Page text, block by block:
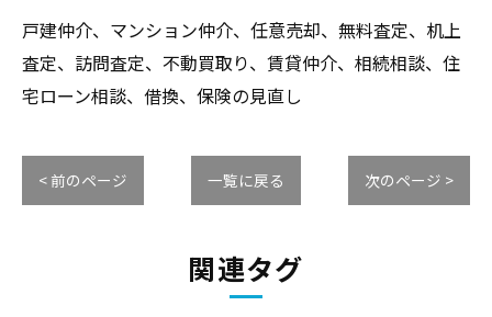
戸建仲介、マンション仲介、任意売却、無料査定、机上
査定、訪問査定、不動買取り、賃貸仲介、相続相談、住
宅ローン相談、借換、保険の見直し
< 前のページ 一覧に戻る 次のページ >
関連タグ